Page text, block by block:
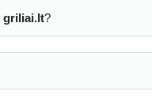
griliai.lt?